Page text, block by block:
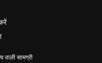
वाली सामग्री